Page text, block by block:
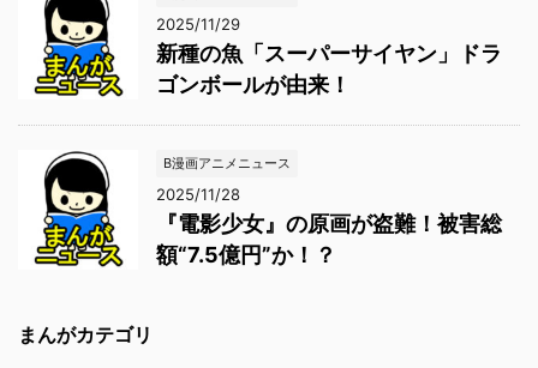
2025/11/29
新種の魚「スーパーサイヤン」ドラ
ゴンボールが由来！
B漫画アニメニュース
2025/11/28
『電影少女』の原画が盗難！被害総
額“7.5億円”か！？
まんがカテゴリ